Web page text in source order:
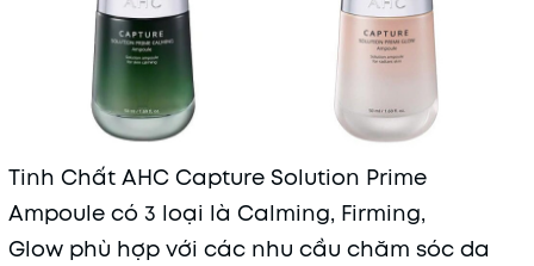
Mã khuyến mãi:
Điều kiện:
Tinh Chất AHC Capture Solution Prime
Ampoule có 3 loại là Calming, Firming,
Glow phù hợp với các nhu cầu chăm sóc da